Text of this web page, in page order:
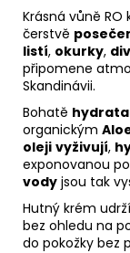
Krásná vůně
čerstvě
listí, okurky,
připomene
Skandinávii.
Bohatě
organickým
oleji vyživují,
exponovanou
vody jsou tak
Hutný krém
bez ohledu na
do pokožky bez
KILLER.TWIRLS
260
Kč